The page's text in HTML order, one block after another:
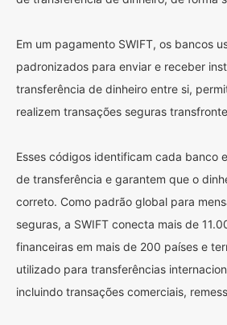
Em um pagamento SWIFT, os bancos
padronizados para enviar e receber
transferência de dinheiro entre si,
realizem transações seguras
Esses códigos identificam cada banco
de transferência e garantem que o
correto. Como padrão global para
seguras, a SWIFT conecta mais de
financeiras em mais de 200 países e
utilizado para transferências
incluindo transações comerciais,